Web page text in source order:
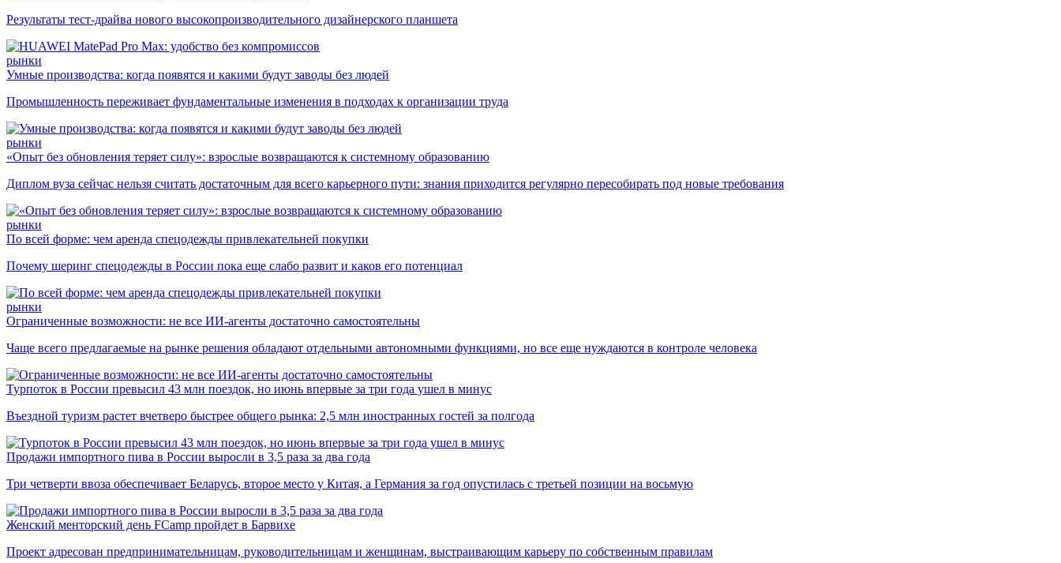
Результаты тест-драйва нового высокопроизводительного дизайнерского планшета
рынки
Умные производства: когда появятся и какими будут заводы без людей
Промышленность переживает фундаментальные изменения в подходах к организации труда
рынки
«Опыт без обновления теряет силу»: взрослые возвращаются к системному образованию
Диплом вуза сейчас нельзя считать достаточным для всего карьерного пути: знания приходится регулярно пересобирать под новые требования
рынки
По всей форме: чем аренда спецодежды привлекательней покупки
Почему шеринг спецодежды в России пока еще слабо развит и каков его потенциал
рынки
Ограниченные возможности: не все ИИ-агенты достаточно самостоятельны
Чаще всего предлагаемые на рынке решения обладают отдельными автономными функциями, но все еще нуждаются в контроле человека
Турпоток в России превысил 43 млн поездок, но июнь впервые за три года ушел в минус
Въездной туризм растет вчетверо быстрее общего рынка: 2,5 млн иностранных гостей за полгода
Продажи импортного пива в России выросли в 3,5 раза за два года
Три четверти ввоза обеспечивает Беларусь, второе место у Китая, а Германия за год опустилась с третьей позиции на восьмую
Женский менторский день FCamp пройдет в Барвихе
Проект адресован предпринимательницам, руководительницам и женщинам, выстраивающим карьеру по собственным правилам